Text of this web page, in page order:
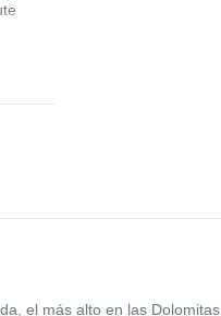
el más alto en las Dolomitas.